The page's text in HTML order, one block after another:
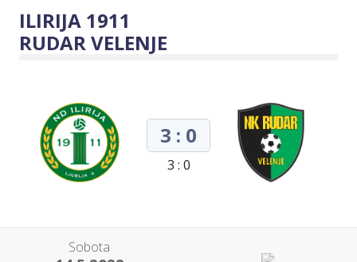
ILIRIJA 1911
RUDAR VELENJE
3 : 0
3 : 0
Sobota